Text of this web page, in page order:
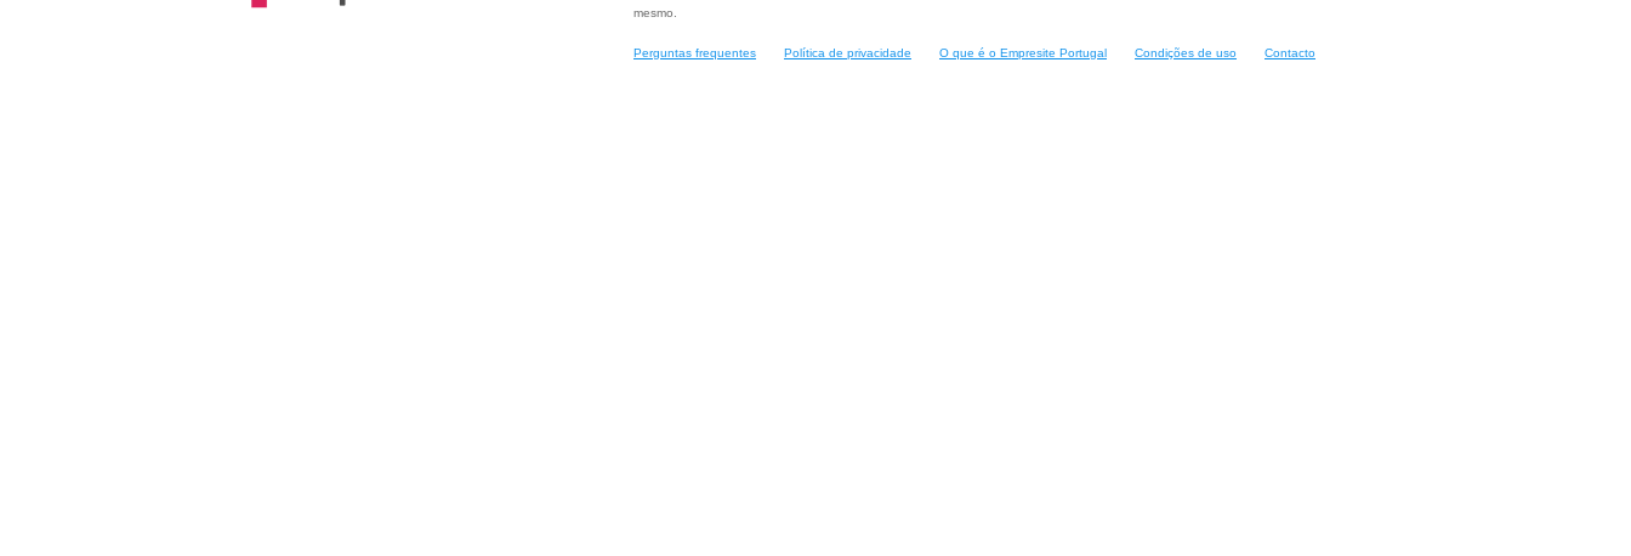
mesmo.
Perguntas frequentes Política de privacidade O que é o Empresite Portugal Condições de uso Contacto